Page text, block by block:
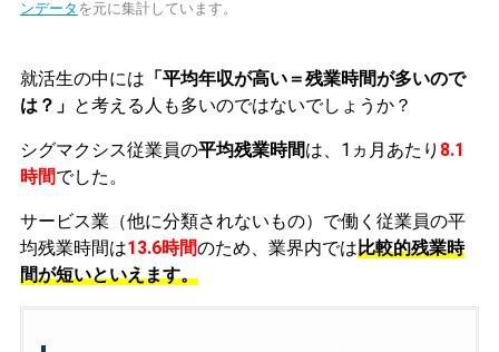
ンデータ を元に集計しています。
就活生の中には 「平均年収が高い＝残業時間が多いので
は？」 と考える人も多いのではないでしょうか？
シグマクシス従業員の平均残業時間は、1ヵ月あたり 8.1
時間でした。
サービス業（他に分類されないもの）で働く従業員の平
均残業時間は13.6時間のため、業界内では比較的残業時
間が短いといえます。